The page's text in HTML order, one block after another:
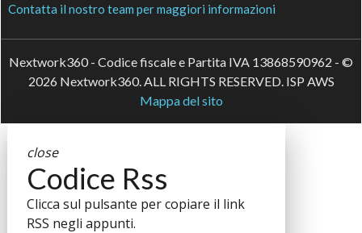
Contatta il nostro team per maggiori informazioni
Nextwork360 - Codice fiscale e Partita IVA 13868590962 - ©
2026 Nextwork360. ALL RIGHTS RESERVED. ISP AWS
Mappa del sito
close
Codice Rss
Clicca sul pulsante per copiare il link
RSS negli appunti.